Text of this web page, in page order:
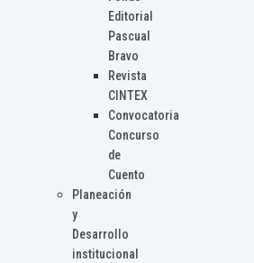
Editorial
Pascual
Bravo
Revista
CINTEX
Convocatoria
Concurso
de
Cuento
Planeación
y
Desarrollo
institucional